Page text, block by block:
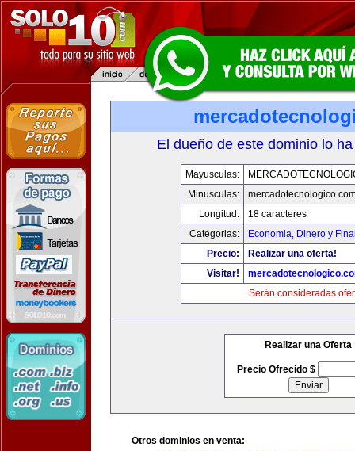
El dueño de este dominio lo
Mayusculas:
Minusculas:
Longitud:
18 caracteres
Categorias:
Economia, Dinero y
Precio:
Realizar una oferta!
Visitar!
Serán consideradas
Realizar una Oferta
Precio Ofrecido $
Otros dominios en venta: